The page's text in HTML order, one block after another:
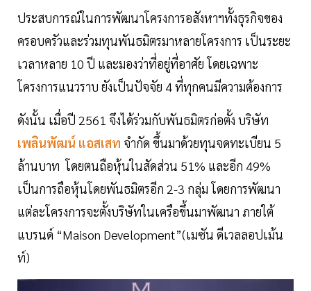
ประสบการณ์ในการพัฒนาโครงการอสังหาฯทั้งธุรกิจของ
ครอบครัวและร่วมทุนพันธมิตรมาหลายโครงการ เป็นระยะ
เวลาหลาย 10 ปี และมองว่าที่อยู่ที่อาศัย โดยเฉพาะ
โครงการแนวราบ ยังเป็นปัจจัย 4 ที่ทุกคนมีความต้องการ
ดังนั้น เมื่อปี 2561 จึงได้ร่วมกับพันธมิตรก่อตั้ง บริษัท
เพลินพัฒน์ แอสเสท จำกัด ขึ้นมาด้วยทุนจดทะเบียน 5
ล้านบาท โดยตนถือหุ้นในสัดส่วน 51% และอีก 49%
เป็นการถือหุ้นโดยพันธมิตรอีก 2-3 กลุ่ม โดยการพัฒนา
แต่ละโครงการจะตั้งบริษัทในเครือขึ้นมาพัฒนา ภายใต้
แบรนด์ “Maison Development”(เมซัน ดีเวลลอปเม้น
ท์)